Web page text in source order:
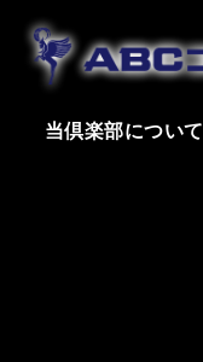
当倶楽部について